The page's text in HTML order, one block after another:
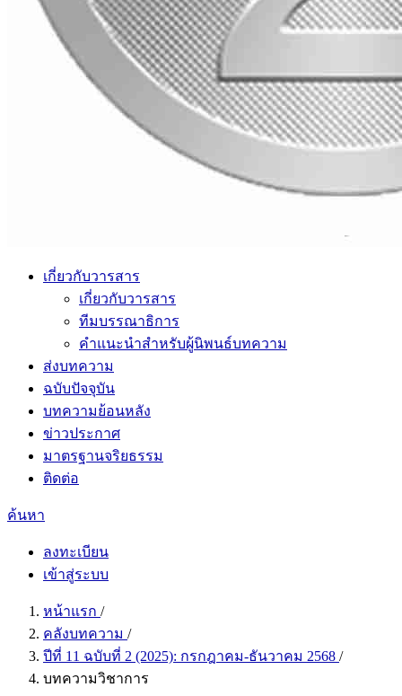
เกี่ยวกับวารสาร
เกี่ยวกับวารสาร
ทีมบรรณาธิการ
คำแนะนำสำหรับผู้นิพนธ์บทความ
ส่งบทความ
ฉบับปัจจุบัน
บทความย้อนหลัง
ข่าวประกาศ
มาตรฐานจริยธรรม
ติดต่อ
ค้นหา
ลงทะเบียน
เข้าสู่ระบบ
หน้าแรก /
คลังบทความ /
ปีที่ 11 ฉบับที่ 2 (2025): กรกฎาคม-ธันวาคม 2568 /
บทความวิชาการ